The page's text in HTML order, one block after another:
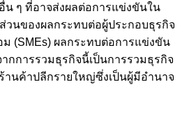
ๆ ที่อาจส่งผลต่อการแข่งขันใน
วนของผลกระทบต่อผู้ประกอบธุรกิจ
(SMEs) ผลกระทบต่อการแข่งขัน
กการรวมธุรกิจนี้เป็นการรวมธุรกิจ
านค้าปลีกรายใหญ่ซึ่งเป็นผู้มีอำนาจ